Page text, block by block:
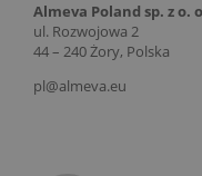
Almeva Poland sp. z o.
ul. Rozwojowa 2
44 – 240 Żory, Polska
pl@almeva.eu